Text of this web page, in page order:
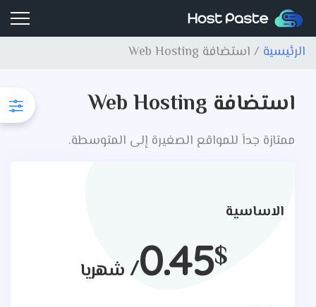
المتجر
نطاقات
الأسئلة الشائعة
0
الرئيسية / استضافة Web Hosting
استضافة Web Hosting
ممتازة جداَ للمواقع الصغيرة إلى المتوسطة.
الاساسية
$
0.45
/ شهريا